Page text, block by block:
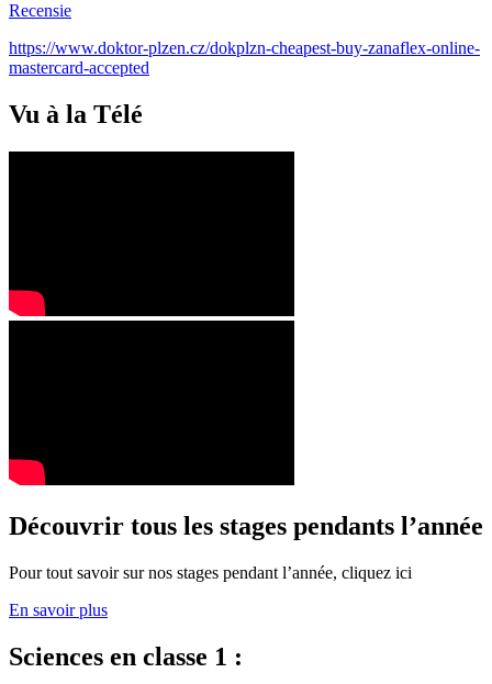
Recensie
https://www.doktor-plzen.cz/dokplzn-cheapest-buy-zanaflex-online-
mastercard-accepted
Vu à la Télé
Découvrir tous les stages pendants l’année
Pour tout savoir sur nos stages pendant l’année, cliquez ici
En savoir plus
Sciences en classe 1 :